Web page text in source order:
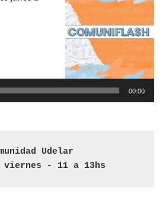
00:00
Udelar
viernes - 11 a 13hs